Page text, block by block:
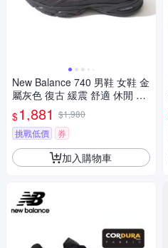
New Balance 740 男鞋 女鞋 金
屬灰色 復古 緩震 舒適 休閒 運
動 慢跑鞋 U740SS2
$1,881 $1,980
挑戰低價
券
加入購物車